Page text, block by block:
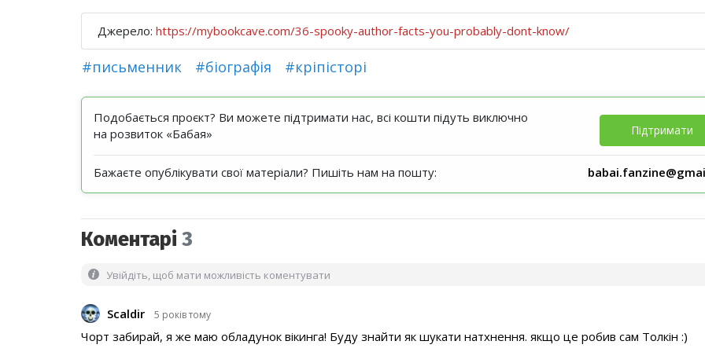
Джерело:https://mybookcave.com/36-spooky-author-facts-you-probably-dont-know/
#письменник #біографія #кріпісторі
Подобається проєкт? Ви можете підтримати нас, всі кошти підуть виключно
на розвиток «Бабая»
Підтримати
Бажаєте опублікувати свої матеріали? Пишіть нам на пошту:
Коментарі3
Увійдіть, щоб мати можливість коментувати
Scaldir 5 років тому
Чорт забирай, я же маю обладунок вікинга! Буду знайти як шукати натхнення. якщо це робив сам Толкін :)